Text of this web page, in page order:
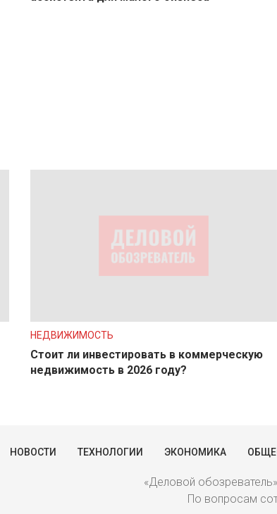
НЕДВИЖИМОСТЬ
Стоит ли инвестировать в коммерческую
недвижимость в 2026 году?
НОВОСТИ ТЕХНОЛОГИИ ЭКОНОМИКА
«Деловой
По вопросам